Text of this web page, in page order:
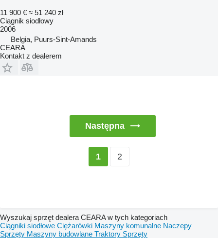
11 900 € ≈ 51 240 zł
Ciągnik siodłowy
2006
Belgia, Puurs-Sint-Amands
CEARA
Kontakt z dealerem
Następna
1 2
Wyszukaj sprzęt dealera CEARA w tych kategoriach
Ciągniki siodłowe Ciężarówki Maszyny komunalne Naczepy
Sprzęty Maszyny budowlane Traktory Sprzęty